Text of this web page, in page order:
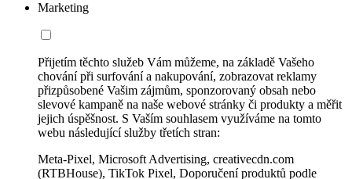
Marketing
Přijetím těchto služeb Vám můžeme, na základě Vašeho
chování při surfování a nakupování, zobrazovat reklamy
přizpůsobené Vašim zájmům, sponzorovaný obsah nebo
slevové kampaně na naše webové stránky či produkty a měřit
jejich úspěšnost. S Vaším souhlasem využíváme na tomto
webu následující služby třetích stran:
Meta-Pixel, Microsoft Advertising, creativecdn.com
(RTBHouse), TikTok Pixel, Doporučení produktů podle